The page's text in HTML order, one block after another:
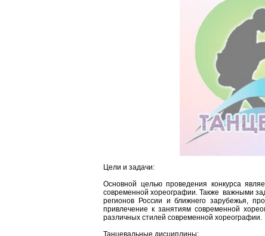
Цели и задачи:
Основной целью проведения конкурса
современной хореографии. Также важными
регионов России и ближнего зарубежья,
привлечение к занятиям современной
различных стилей современной хореографии.
Танцевальные дисциплины: